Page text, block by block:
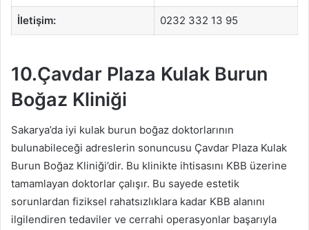
İletişim: 0232 332 13 95
10.Çavdar Plaza Kulak Burun
Boğaz Kliniği
Sakarya’da iyi kulak burun boğaz doktorlarının
bulunabileceği adreslerin sonuncusu Çavdar Plaza Kulak
Burun Boğaz Kliniği’dir. Bu klinikte ihtisasını KBB üzerine
tamamlayan doktorlar çalışır. Bu sayede estetik
sorunlardan fiziksel rahatsızlıklara kadar KBB alanını
ilgilendiren tedaviler ve cerrahi operasyonlar başarıyla